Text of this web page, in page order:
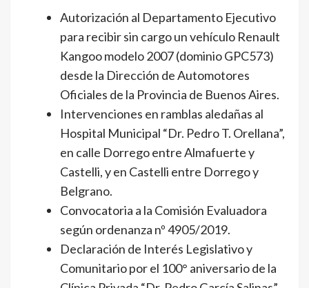
Autorización al Departamento Ejecutivo
para recibir sin cargo un vehículo Renault
Kangoo modelo 2007 (dominio GPC573)
desde la Dirección de Automotores
Oficiales de la Provincia de Buenos Aires.
Intervenciones en ramblas aledañas al
Hospital Municipal “Dr. Pedro T. Orellana”,
en calle Dorrego entre Almafuerte y
Castelli, y en Castelli entre Dorrego y
Belgrano.
Convocatoria a la Comisión Evaluadora
según ordenanza nº 4905/2019.
Declaración de Interés Legislativo y
Comunitario por el 100° aniversario de la